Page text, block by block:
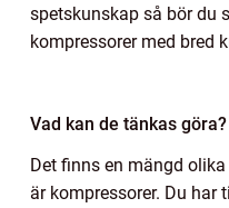
spetskunskap så bör du
kompressorer med bred
Vad kan de tänkas göra?
Det finns en mängd
är kompressorer. Du har